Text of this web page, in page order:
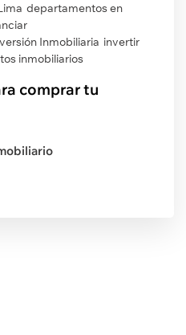
departamentos en
Inmobiliaria invertir
inmobiliarios
comprar tu